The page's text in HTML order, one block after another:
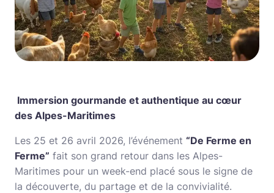
Immersion gourmande et authentique au cœur
des Alpes-Maritimes
Les 25 et 26 avril 2026, l’événement “De Ferme en
Ferme” fait son grand retour dans les Alpes-
Maritimes pour un week-end placé sous le signe de
la découverte, du partage et de la convivialité.